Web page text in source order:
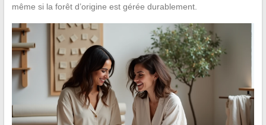
même si la forêt d’origine est gérée durablement.